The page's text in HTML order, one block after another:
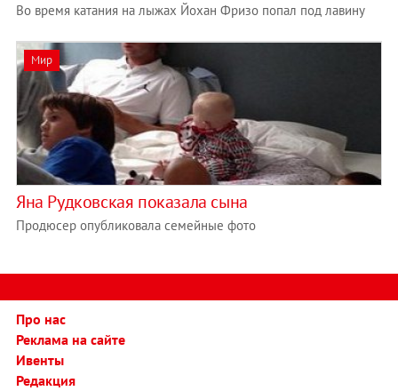
Во время катания на лыжах Йохан Фризо попал под лавину
Мир
Яна Рудковская показала сына
Продюсер опубликовала семейные фото
Про нас
Реклама на сайте
Ивенты
Редакция